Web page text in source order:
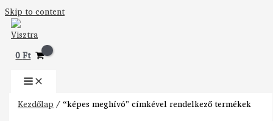
Skip to content
0Ft
Kezdőlap / “képes meghívó” címkével rendelkező termékek